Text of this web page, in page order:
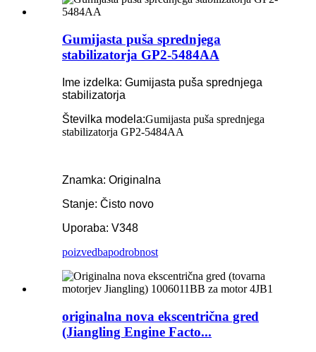
Gumijasta puša sprednjega
stabilizatorja GP2-5484AA
Ime izdelka: Gumijasta puša sprednjega
stabilizatorja
Številka modela:Gumijasta puša sprednjega
stabilizatorja GP2-5484AA
Znamka: Originalna
Stanje: Čisto novo
Uporaba: V348
poizvedbapodrobnost
originalna nova ekscentrična gred
(Jiangling Engine Facto...